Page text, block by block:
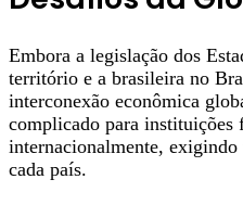
Embora a legislação dos
território e a brasileira no
interconexão econômica
complicado para instituições
internacionalmente, exigindo
cada país.